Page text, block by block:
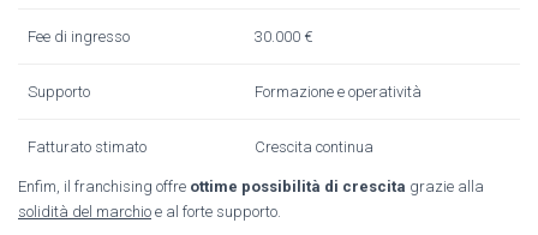
Fee di ingresso 30.000 €
Supporto Formazione e operatività
Fatturato stimato Crescita continua
Enfim, il franchising offre ottime possibilità di crescita grazie alla
solidità del marchio e al forte supporto.